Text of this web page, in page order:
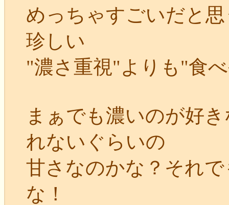
めっちゃすごいだと
珍しい
"濃さ重視"よりも"食
まぁでも濃いのが好
れないぐらいの
甘さなのかな？それ
な！